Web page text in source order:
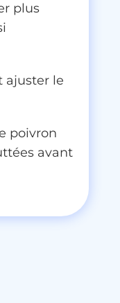
plus
ajuster le
poivron
avant